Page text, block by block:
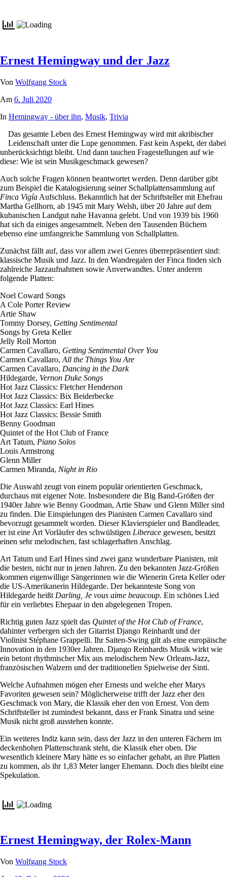
Ernest Hemingway und der Jazz
Von Wolfgang Stock
Am 6. Juli 2020
In Hemingway - über ihn, Musik, Trivia
Das gesamte Leben des Ernest Hemingway wird mit akribischer
Leidenschaft unter die Lupe genommen. Fast kein Aspekt, der dabei
unberücksichtigt bleibt. Und dann tauchen Fragestellungen auf wie
diese: Wie ist sein Musikgeschmack gewesen?
Auch solche Fragen können beantwortet werden. Denn darüber gibt
zum Beispiel die Katalogisierung seiner Schallplattensammlung auf
Finca Vigía Aufschluss. Bekanntlich hat der Schriftsteller mit Ehefrau
Martha Gellhorn, ab 1945 mit Mary Welsh, über 20 Jahre auf dem
kubanischen Landgut nahe Havanna gelebt. Und von 1939 bis 1960
hat sich da einiges angesammelt. Neben den Tausenden Büchern
ebenso eine umfangreiche Sammlung von Schallplatten.
Zunächst fällt auf, dass vor allem zwei Genres überrepräsentiert sind:
klassische Musik und Jazz. In den Wandregalen der Finca finden sich
zahlreiche Jazzaufnahmen sowie Anverwandtes. Unter anderen
folgende Platten:
Noel Coward Songs
A Cole Porter Review
Artie Shaw
Tommy Dorsey, Getting Sentimental
Songs by Greta Keller
Jelly Roll Morton
Carmen Cavallaro, Getting Sentimental Over You
Carmen Cavallaro, All the Things You Are
Carmen Cavallaro, Dancing in the Dark
Hildegarde, Vernon Duke Songs
Hot Jazz Classics: Fletcher Henderson
Hot Jazz Classics: Bix Beiderbecke
Hot Jazz Classics: Earl Hines
Hot Jazz Classics: Bessie Smith
Benny Goodman
Quintet of the Hot Club of France
Art Tatum, Piano Solos
Louis Armstrong
Glenn Miller
Carmen Miranda, Night in Rio
Die Auswahl zeugt von einem populär orientierten Geschmack,
durchaus mit eigener Note. Insbesondere die Big Band-Größen der
1940er Jahre wie Benny Goodman, Artie Shaw und Glenn Miller sind
zu finden. Die Einspielungen des Pianisten Carmen Cavallaro sind
bevorzugt gesammelt worden. Dieser Klavierspieler und Bandleader,
er ist eine Art Vorläufer des schwülstigen Liberace gewesen, besitzt
einen sehr melodischen, fast schlagerhaften Anschlag.
Art Tatum und Earl Hines sind zwei ganz wunderbare Pianisten, mit
die besten, nicht nur in jenen Jahren. Zu den bekannten Jazz-Größen
kommen eigenwillige Sängerinnen wie die Wienerin Greta Keller oder
die US-Amerikanerin Hildegarde. Der bekannteste Song von
Hildegarde heißt Darling, Je vous aime beaucoup. Ein schönes Lied
für ein verliebtes Ehepaar in den abgelegenen Tropen.
Richtig guten Jazz spielt das Quintet of the Hot Club of France,
dahinter verbergen sich der Gitarrist Django Reinhardt und der
Violinist Stéphane Grappelli. Ihr Saiten-Swing gilt als eine europäische
Innovation in den 1930er Jahren. Django Reinhardts Musik wirkt wie
ein betont rhythmischer Mix aus melodischem New Orleans-Jazz,
französischen Walzern und der traditionellen Spielweise der Sinti.
Welche Aufnahmen mögen eher Ernests und welche eher Marys
Favoriten gewesen sein? Möglicherweise trifft der Jazz eher den
Geschmack von Mary, die Klassik eher den von Ernest. Von dem
Schriftsteller ist zumindest bekannt, dass er Frank Sinatra und seine
Musik nicht groß ausstehen konnte.
Ein weiteres Indiz kann sein, dass der Jazz in den unteren Fächern im
deckenhohen Plattenschrank steht, die Klassik eher oben. Die
wesentlich kleinere Mary hätte es so einfacher gehabt, an ihre Platten
zu kommen, als ihr 1,83 Meter langer Ehemann. Doch dies bleibt eine
Spekulation.
Ernest Hemingway, der Rolex-Mann
Von Wolfgang Stock